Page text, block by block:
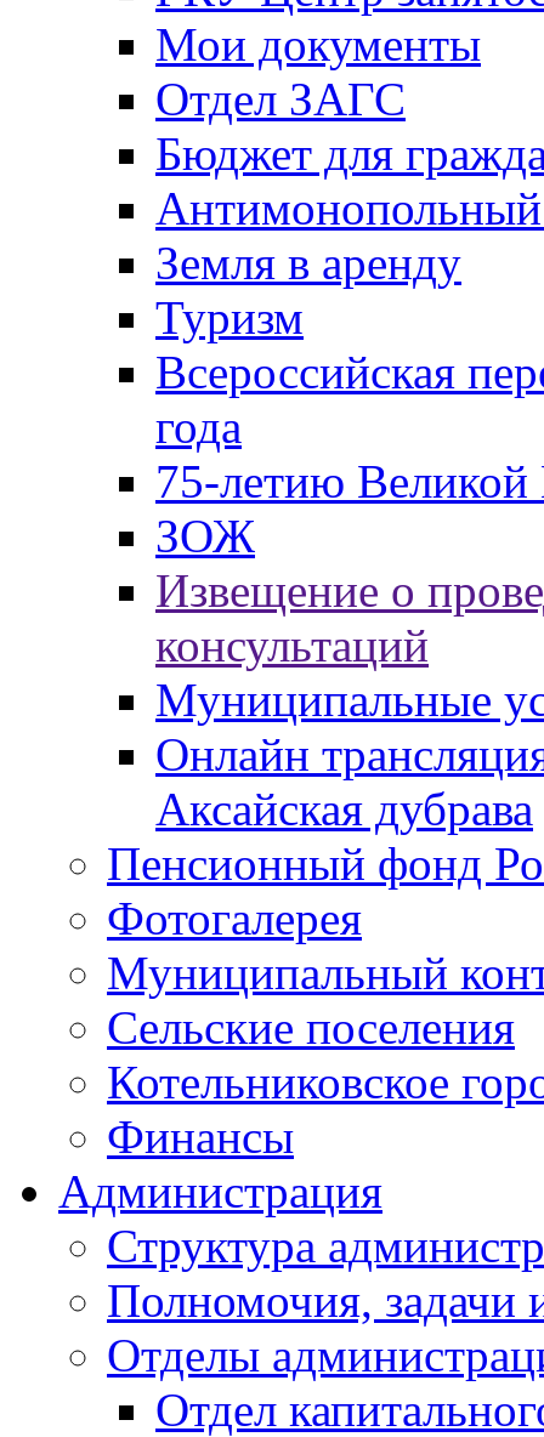
Мои документы
Отдел ЗАГС
Бюджет для
Антимонопольный
Земля в аренду
Туризм
Всероссийская
года
75-летию
ЗОЖ
Извещение о
консультаций
Муниципальные
Онлайн
Аксайская дубрава
Пенсионный фонд
Фотогалерея
Муниципальный
Сельские поселения
Котельниковское
Финансы
Администрация
Структура
Полномочия, задачи
Отделы
Отдел